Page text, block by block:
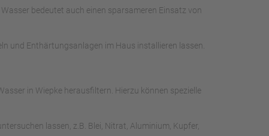
bedeutet auch einen sparsameren Einsatz von
und Enthärtungsanlagen im Haus installieren lassen.
in Wiepke herausfiltern. Hierzu können spezielle
lassen, z.B. Blei, Nitrat, Aluminium, Kupfer,